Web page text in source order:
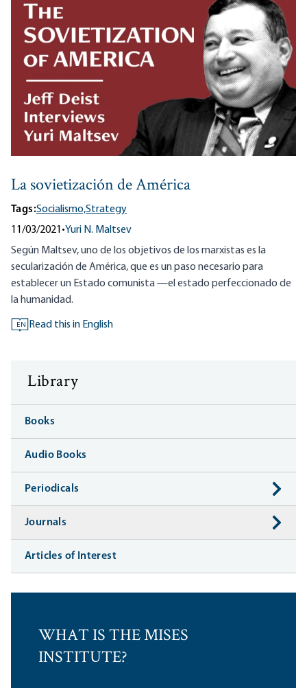
La sovietización de América
Tags:Socialismo,Strategy
11/03/2021•Yuri N. Maltsev
Según Maltsev, uno de los objetivos de los marxistas es la
secularización de América, que es un paso necesario para
establecer un Estado comunista —el estado perfeccionado de
la humanidad.
EN Read this in English
Library
Books
Audio Books
Periodicals
Journals
Articles of Interest
WHAT IS THE MISES
INSTITUTE?